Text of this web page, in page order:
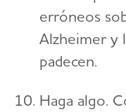
erróneos
Alzheimer y
padecen.
Haga algo.